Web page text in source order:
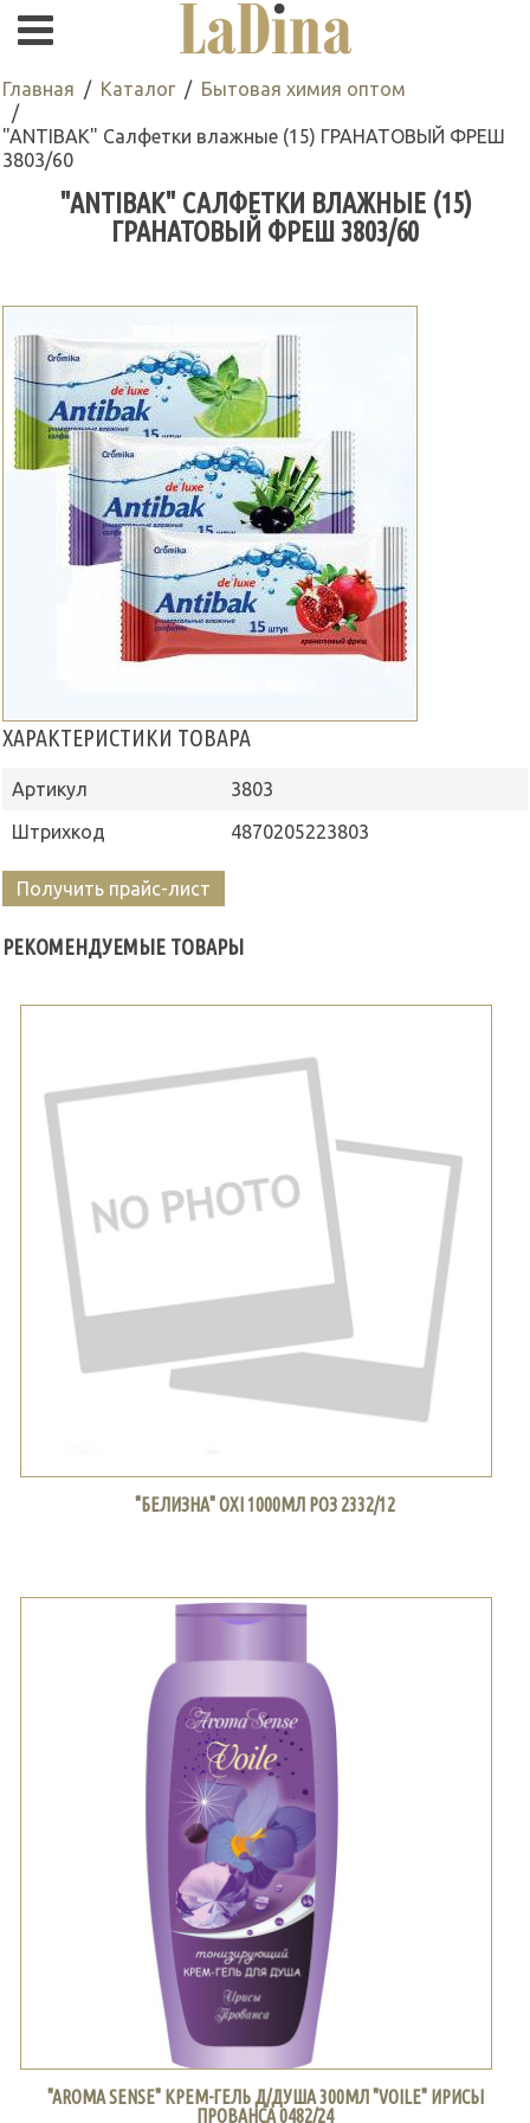
Главная Каталог Бытовая химия оптом
"ANTIBAK" Салфетки влажные (15) ГРАНАТОВЫЙ ФРЕШ
3803/60
"ANTIBAK" САЛФЕТКИ ВЛАЖНЫЕ (15)
ГРАНАТОВЫЙ ФРЕШ 3803/60
ХАРАКТЕРИСТИКИ ТОВАРА
Артикул
3803
Штрихкод
4870205223803
Получить прайс-лист
РЕКОМЕНДУЕМЫЕ ТОВАРЫ
"БЕЛИЗНА" OXI 1000МЛ РОЗ 2332/12
"AROMA SENSE" КРЕМ-ГЕЛЬ Д/ДУША 300МЛ "VOILE" ИРИСЫ
ПРОВАНСА 0482/24